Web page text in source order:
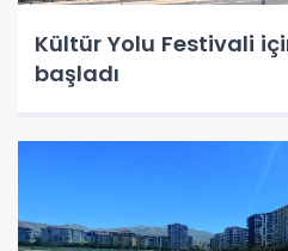
Kültür Yolu Festivali
başladı